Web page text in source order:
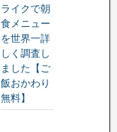
ライクで朝
食メニュー
を世界一詳
しく調査し
ました【ご
飯おかわり
無料】